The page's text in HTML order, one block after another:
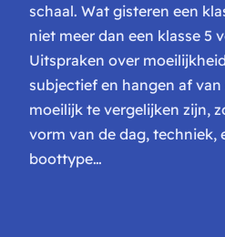
schaal. Wat gisteren een
niet meer dan een klasse 5
Uitspraken over
subjectief en hangen af
moeilijk te vergelijken zijn,
vorm van de dag, techniek,
boottype…